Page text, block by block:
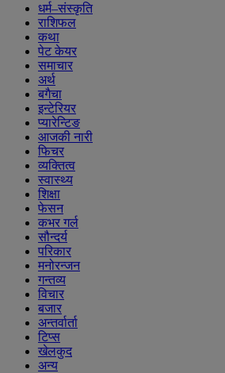
धर्म–संस्कृति
राशिफल
कथा
पेट केयर
समाचार
अर्थ
बगैचा
इन्टेरियर
प्यारेन्टिङ
आजकी नारी
फिचर
व्यक्तित्व
स्वास्थ्य
शिक्षा
फेसन
कभर गर्ल
सौन्दर्य
परिकार
मनोरन्जन
गन्तव्य
विचार
बजार
अन्तर्वार्ता
टिप्स
खेलकुद
अन्य